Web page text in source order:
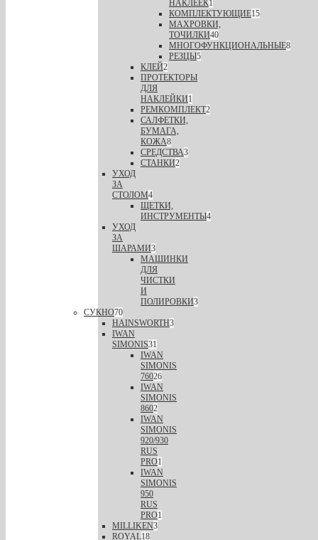
НАКЛЕЕК1
КОМПЛЕКТУЮЩИЕ15
МАХРОВКИ,
ТОЧИЛКИ40
МНОГОФУНКЦИОНАЛЬНЫЕ8
РЕЗЦЫ5
КЛЕЙ2
ПРОТЕКТОРЫ
ДЛЯ
НАКЛЕЙКИ1
РЕМКОМПЛЕКТ2
САЛФЕТКИ,
БУМАГА,
КОЖА8
СРЕДСТВА3
СТАНКИ2
УХОД
ЗА
СТОЛОМ4
ЩЕТКИ,
ИНСТРУМЕНТЫ4
УХОД
ЗА
ШАРАМИ3
МАШИНКИ
ДЛЯ
ЧИСТКИ
И
ПОЛИРОВКИ3
СУКНО70
HAINSWORTH3
IWAN
SIMONIS31
IWAN
SIMONIS
76026
IWAN
SIMONIS
8602
IWAN
SIMONIS
920/930
RUS
PRO1
IWAN
SIMONIS
950
RUS
PRO1
MILLIKEN3
ROYAL18